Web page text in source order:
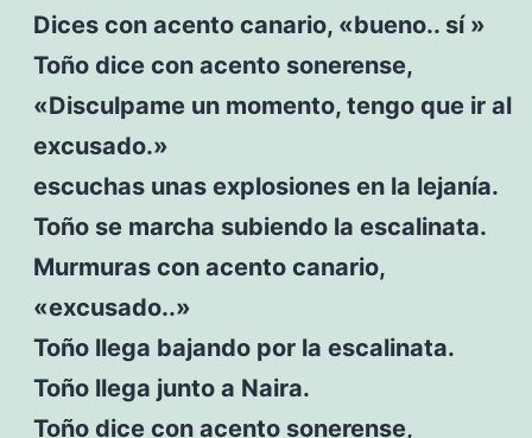
Dices con acento canario, «bueno.. sí »
Toño dice con acento sonerense,
«Disculpame un momento, tengo que ir al
excusado.»
escuchas unas explosiones en la lejanía.
Toño se marcha subiendo la escalinata.
Murmuras con acento canario,
«excusado..»
Toño llega bajando por la escalinata.
Toño llega junto a Naira.
Toño dice con acento sonerense,